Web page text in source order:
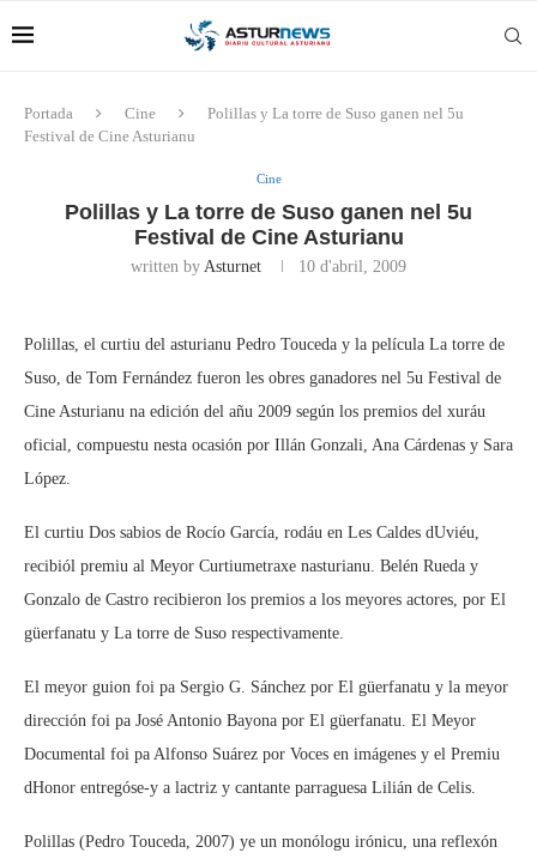
Portada Cine
Polillas y La torre de Suso ganen nel 5u
Festival de Cine Asturianu
Cine
Polillas y La torre de Suso ganen nel 5u
Festival de Cine Asturianu
written by Asturnet 10 d'abril, 2009
Polillas, el curtiu del asturianu Pedro Touceda y la película La torre de
Suso, de Tom Fernández fueron les obres ganadores nel 5u Festival de
Cine Asturianu na edición del añu 2009 según los premios del xuráu
oficial, compuestu nesta ocasión por Illán Gonzali, Ana Cárdenas y Sara
López.
El curtiu Dos sabios de Rocío García, rodáu en Les Caldes dUviéu,
recibiól premiu al Meyor Curtiumetraxe nasturianu. Belén Rueda y
Gonzalo de Castro recibieron los premios a los meyores actores, por El
güerfanatu y La torre de Suso respectivamente.
El meyor guion foi pa Sergio G. Sánchez por El güerfanatu y la meyor
dirección foi pa José Antonio Bayona por El güerfanatu. El Meyor
Documental foi pa Alfonso Suárez por Voces en imágenes y el Premiu
dHonor entregóse-y a lactriz y cantante parraguesa Lilián de Celis.
Polillas (Pedro Touceda, 2007) ye un monólogu irónicu, una reflexón